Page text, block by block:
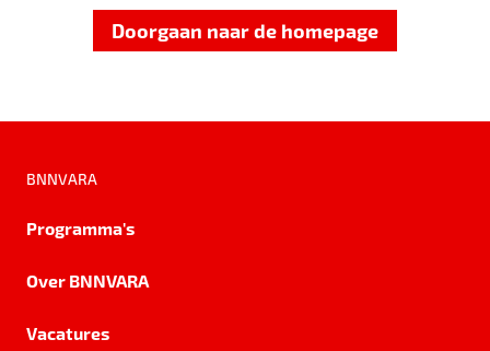
Doorgaan naar de homepage
BNNVARA
Programma's
Over BNNVARA
Vacatures